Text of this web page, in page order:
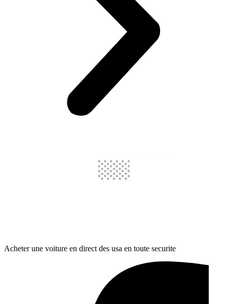
Acheter une voiture en direct des usa en toute securite